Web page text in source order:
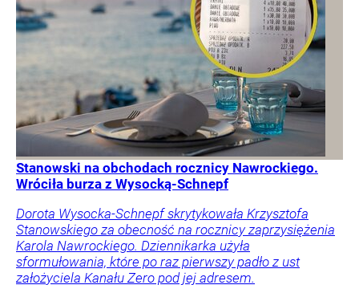
Stanowski na obchodach rocznicy Nawrockiego.
Wróciła burza z Wysocką-Schnepf
Dorota Wysocka-Schnepf skrytykowała Krzysztofa
Stanowskiego za obecność na rocznicy zaprzysiężenia
Karola Nawrockiego. Dziennikarka użyła
sformułowania, które po raz pierwszy padło z ust
założyciela Kanału Zero pod jej adresem.